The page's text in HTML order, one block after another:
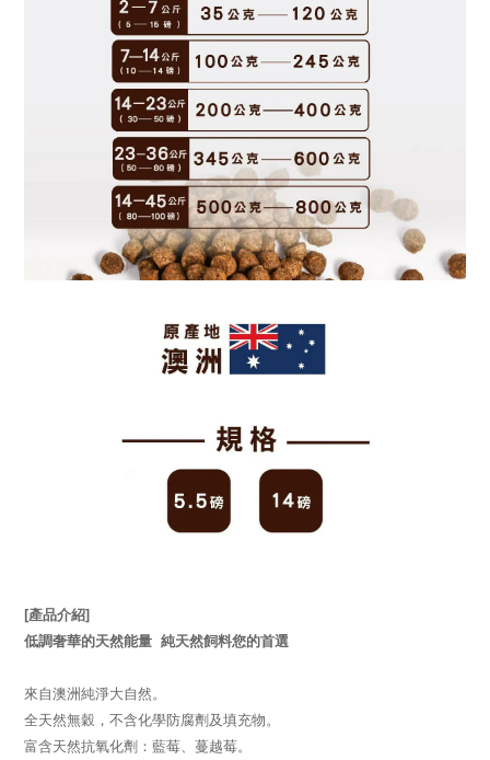
[產品介紹]
低調奢華的天然能量 純天然飼料您的首選
來自澳洲純淨大自然。
全天然無穀，不含化學防腐劑及填充物。
富含天然抗氧化劑：藍莓、蔓越莓。